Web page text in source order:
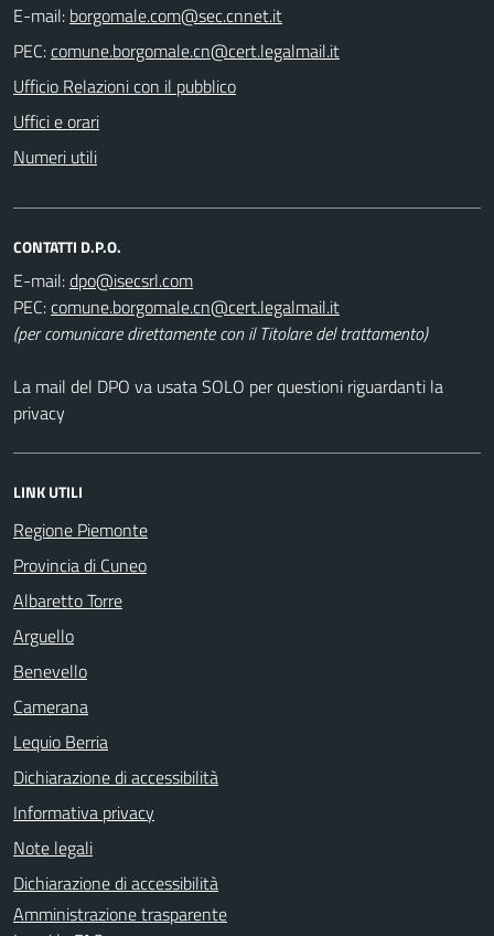
E-mail:
PEC:
Ufficio Relazioni con il pubblico
Uffici e orari
Numeri utili
CONTATTI D.P.O.
E-mail:
PEC:
(per comunicare direttamente con il Titolare del trattamento)
La mail del DPO va usata SOLO per questioni riguardanti la
privacy
LINK UTILI
Regione Piemonte
Provincia di Cuneo
Albaretto Torre
Arguello
Benevello
Camerana
Lequio Berria
Dichiarazione di accessibilità
Informativa privacy
Note legali
Dichiarazione di accessibilità
Amministrazione trasparente